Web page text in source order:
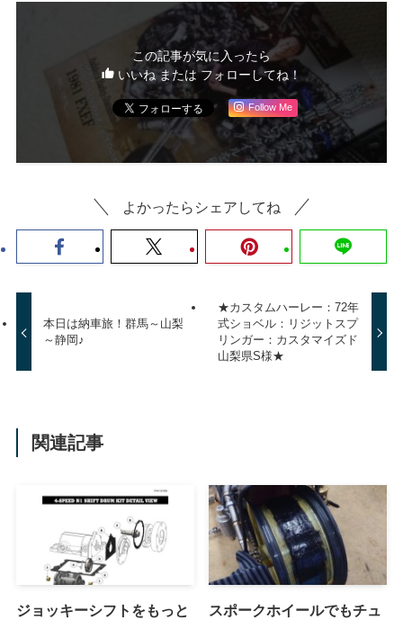
この記事が気に入ったら
いいね または フォローしてね！
Follow Me
よかったらシェアしてね
本日は納車旅！群馬～山梨
～静岡♪
★カスタムハーレー：72年
式ショベル：リジットスプ
リンガー：カスタマイズド
山梨県S様★
関連記事
ジョッキーシフトをもっと
スポークホイールでもチュ